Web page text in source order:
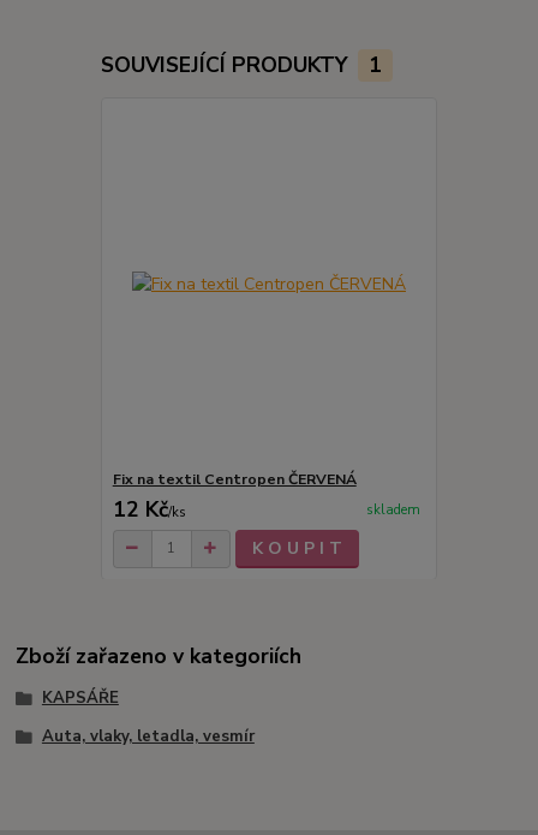
SOUVISEJÍCÍ PRODUKTY 1
Fix na textil Centropen ČERVENÁ
12 Kč/ks skladem
K O U P I T
Zboží zařazeno v kategoriích
KAPSÁŘE
Auta, vlaky, letadla, vesmír